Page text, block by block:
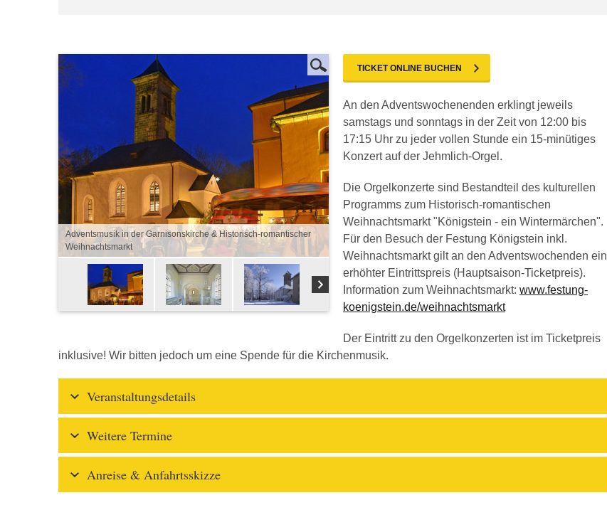
Adventsmusik in der Garnisonskirche & Historisch-romantischer
Weihnachtsmarkt
TICKET ONLINE BUCHEN
An den Adventswochenenden erklingt jeweils
samstags und sonntags in der Zeit von 12:00 bis
17:15 Uhr zu jeder vollen Stunde ein 15-minütiges
Konzert auf der Jehmlich-Orgel.
Die Orgelkonzerte sind Bestandteil des kulturellen
Programms zum Historisch-romantischen
Weihnachtsmarkt "Königstein - ein Wintermärchen".
Für den Besuch der Festung Königstein inkl.
Weihnachtsmarkt gilt an den Adventswochenden ein
erhöhter Eintrittspreis (Hauptsaison-Ticketpreis).
Information zum Weihnachtsmarkt: www.festung-
koenigstein.de/weihnachtsmarkt
Der Eintritt zu den Orgelkonzerten ist im Ticketpreis
inklusive! Wir bitten jedoch um eine Spende für die Kirchenmusik.
Veranstaltungsdetails
Weitere Termine
Anreise & Anfahrtsskizze